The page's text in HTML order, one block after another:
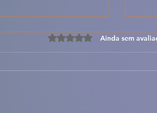
Avaliado com 0 de 5
Ainda sem